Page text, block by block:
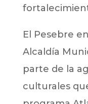
El Pesebre
Alcaldía
parte de la
culturales